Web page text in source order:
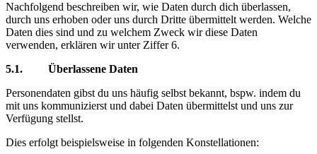
Nachfolgend beschreiben wir, wie Daten durch dich überlassen,
durch uns erhoben oder uns durch Dritte übermittelt werden. Welche
Daten dies sind und zu welchem Zweck wir diese Daten
verwenden, erklären wir unter Ziffer 6.
5.1. Überlassene Daten
Personendaten gibst du uns häufig selbst bekannt, bspw. indem du
mit uns kommunizierst und dabei Daten übermittelst und uns zur
Verfügung stellst.
Dies erfolgt beispielsweise in folgenden Konstellationen: